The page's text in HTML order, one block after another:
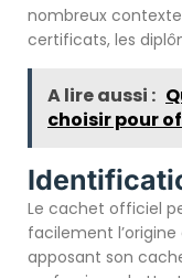
nombreux
certificats, les
A lire aussi :
choisir pour
Le cachet officiel
facilement l’origine
apposant son